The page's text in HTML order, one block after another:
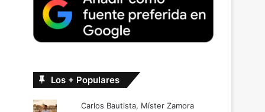
Los + Populares
Carlos Bautista, Míster Zamora